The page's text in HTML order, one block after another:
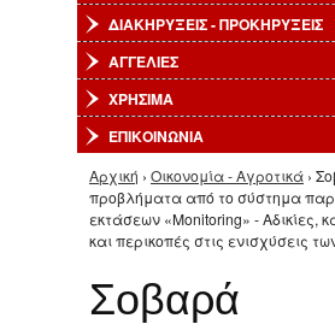
ΔΙΑΚΗΡΥΞΕΙΣ - ΠΡΟΚΗΡΥΞΕΙΣ
ΑΓΓΕΛΙΕΣ
ΧΡΗΣΙΜΑ
ΕΠΙΚΟΙΝΩΝΙΑ
Είστε εδώ
Αρχική › Οικονομία - Αγροτικά ›
προβλήματα από το σύστημα
εκτάσεων «Μonitoring» - Αδικίες,
και περικοπές στις ενισχύσεις
Σοβαρά